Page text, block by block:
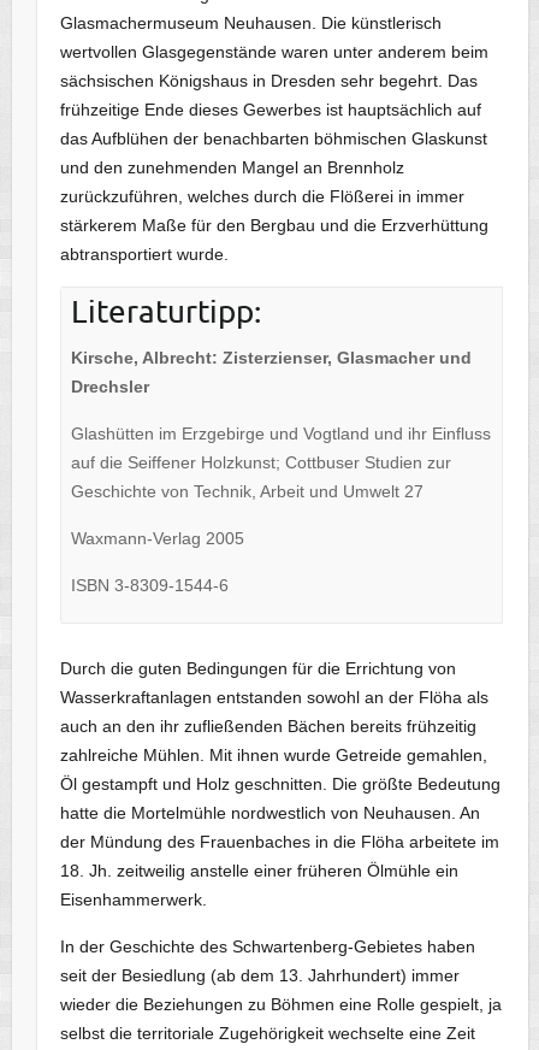
Glasmachermuseum Neuhausen. Die künstlerisch
wertvollen Glasgegenstände waren unter anderem beim
sächsischen Königshaus in Dresden sehr begehrt. Das
frühzeitige Ende dieses Gewerbes ist hauptsächlich auf
das Aufblühen der benachbarten böhmischen Glaskunst
und den zunehmenden Mangel an Brennholz
zurückzuführen, welches durch die Flößerei in immer
stärkerem Maße für den Bergbau und die Erzverhüttung
abtransportiert wurde.
Literaturtipp:
Kirsche, Albrecht: Zisterzienser, Glasmacher und
Drechsler
Glashütten im Erzgebirge und Vogtland und ihr Einfluss
auf die Seiffener Holzkunst; Cottbuser Studien zur
Geschichte von Technik, Arbeit und Umwelt 27
Waxmann-Verlag 2005
ISBN 3-8309-1544-6
Durch die guten Bedingungen für die Errichtung von
Wasserkraftanlagen entstanden sowohl an der Flöha als
auch an den ihr zufließenden Bächen bereits frühzeitig
zahlreiche Mühlen. Mit ihnen wurde Getreide gemahlen,
Öl gestampft und Holz geschnitten. Die größte Bedeutung
hatte die Mortelmühle nordwestlich von Neuhausen. An
der Mündung des Frauenbaches in die Flöha arbeitete im
18. Jh. zeitweilig anstelle einer früheren Ölmühle ein
Eisenhammerwerk.
In der Geschichte des Schwartenberg-Gebietes haben
seit der Besiedlung (ab dem 13. Jahrhundert) immer
wieder die Beziehungen zu Böhmen eine Rolle gespielt, ja
selbst die territoriale Zugehörigkeit wechselte eine Zeit